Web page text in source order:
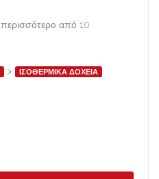
περισσότερο από 10
> ΙΣΟΘΕΡΜΙΚΑ ΔΟΧΕΙΑ